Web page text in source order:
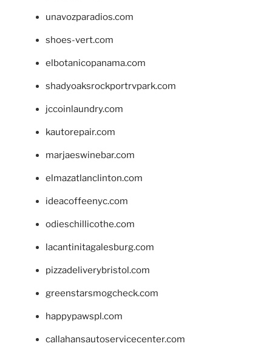
unavozparadios.com
shoes-vert.com
elbotanicopanama.com
shadyoaksrockportrvpark.com
jccoinlaundry.com
kautorepair.com
marjaeswinebar.com
elmazatlanclinton.com
ideacoffeenyc.com
odieschillicothe.com
lacantinitagalesburg.com
pizzadeliverybristol.com
greenstarsmogcheck.com
happypawspl.com
callahansautoservicecenter.com